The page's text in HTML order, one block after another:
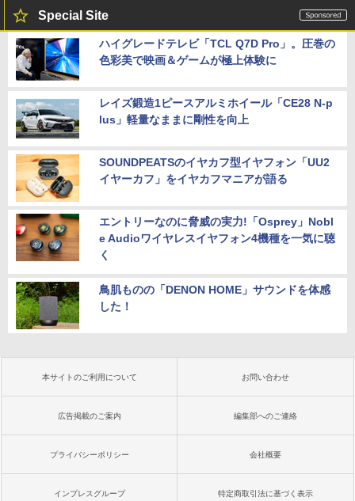
Special Site
ハイグレードテレビ「TCL Q7D Pro」。圧巻の
色彩美で映画＆ゲームが極上体験に
レイズ鍛造1ピースアルミホイール「CE28 N-p
lus」軽量なままに剛性を向上
SOUNDPEATSのイヤカフ型イヤフォン「UU2
イヤーカフ」をイヤカフマニアが語る
エントリーなのに脅威の実力!「Osprey」Nobl
e Audioワイヤレスイヤフォン4機種を一気に聴
く
鳥肌ものの「DENON HOME」サウンドを体感
した！
本サイトのご利用について お問い合わせ
広告掲載のご案内 編集部へのご連絡
プライバシーポリシー 会社概要
インプレスグループ 特定商取引法に基づく表示